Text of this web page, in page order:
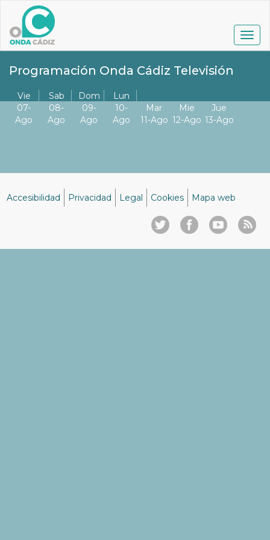
contenido
principal
Programación Onda Cádiz Televisión
Vie
07-
Ago
Sab
08-
Ago
Dom
09-
Ago
Lun
10-
Ago
Mar
11-Ago
Mie
12-Ago
Jue
13-Ago
pie
Accesibilidad Privacidad Legal Cookies Mapa web